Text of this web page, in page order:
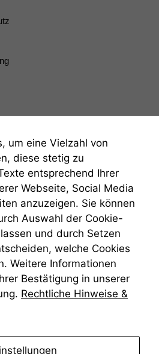
um eine Vielzahl von
diese stetig zu
entsprechend Ihrer
Webseite, Social Media
anzuzeigen. Sie können
Auswahl der Cookie-
und durch Setzen
welche Cookies
Weitere Informationen
Bestätigung in unserer
Rechtliche Hinweise &